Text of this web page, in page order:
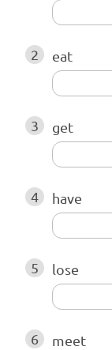
2 eat
3 get
4 have
5 lose
6 meet